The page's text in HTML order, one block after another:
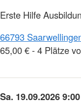
Erste Hilfe
66793
65,00 € - 4 Plätze
Sa. 19.09.2026